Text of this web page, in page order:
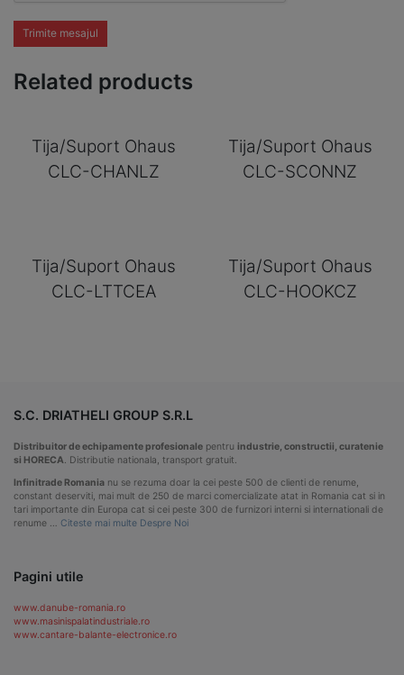
Trimite mesajul
Related products
Tija/Suport Ohaus
CLC-CHANLZ
Tija/Suport Ohaus
CLC-SCONNZ
Tija/Suport Ohaus
CLC-LTTCEA
Tija/Suport Ohaus
CLC-HOOKCZ
S.C. DRIATHELI GROUP S.R.L
Distribuitor de echipamente profesionale pentru industrie, constructii, curatenie
si HORECA . Distributie nationala, transport gratuit.
Infinitrade Romania nu se rezuma doar la cei peste 500 de clienti de renume,
constant deserviti, mai mult de 250 de marci comercializate atat in Romania cat si in
tari importante din Europa cat si cei peste 300 de furnizori interni si internationali de
renume … Citeste mai multe Despre Noi
Pagini utile
www.danube-romania.ro
www.masinispalatindustriale.ro
www.cantare-balante-electronice.ro